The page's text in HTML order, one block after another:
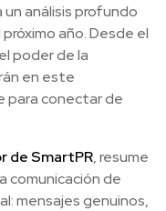
un análisis profundo
año. Desde el
poder de la
en este
para conectar de
de SmartPR, resume
comunicación de
mensajes genuinos,